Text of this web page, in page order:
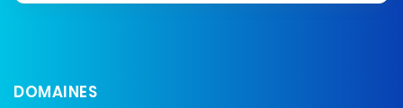
DOMAINES